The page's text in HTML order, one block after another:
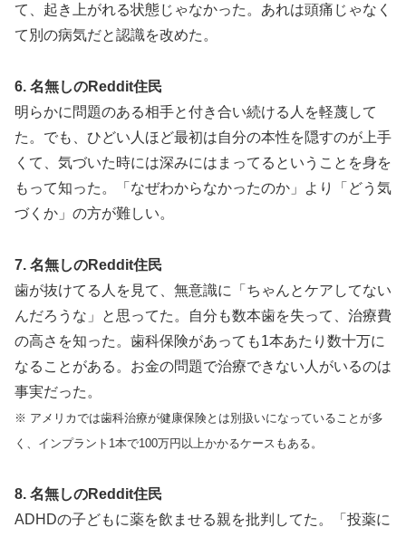
て、起き上がれる状態じゃなかった。あれは頭痛じゃなく
て別の病気だと認識を改めた。
6. 名無しのReddit住民
明らかに問題のある相手と付き合い続ける人を軽蔑して
た。でも、ひどい人ほど最初は自分の本性を隠すのが上手
くて、気づいた時には深みにはまってるということを身を
もって知った。「なぜわからなかったのか」より「どう気
づくか」の方が難しい。
7. 名無しのReddit住民
歯が抜けてる人を見て、無意識に「ちゃんとケアしてない
んだろうな」と思ってた。自分も数本歯を失って、治療費
の高さを知った。歯科保険があっても1本あたり数十万に
なることがある。お金の問題で治療できない人がいるのは
事実だった。
※ アメリカでは歯科治療が健康保険とは別扱いになっていることが多
く、インプラント1本で100万円以上かかるケースもある。
8. 名無しのReddit住民
ADHDの子どもに薬を飲ませる親を批判してた。「投薬に